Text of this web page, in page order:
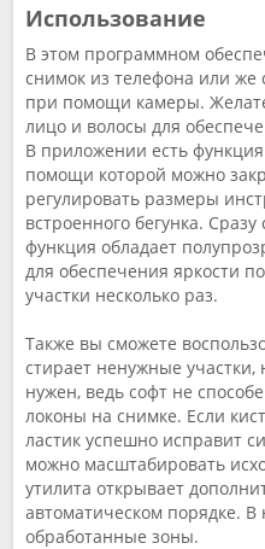
Использование
В этом программном
снимок из телефона или
при помощи камеры.
лицо и волосы для
В приложении есть
помощи которой можно
регулировать размеры
встроенного бегунка. Сразу
функция обладает
для обеспечения яркости
участки несколько раз.
Также вы сможете
стирает ненужные
нужен, ведь софт не
локоны на снимке. Если
ластик успешно исправит
можно масштабировать
утилита открывает
автоматическом порядке.
обработанные зоны.